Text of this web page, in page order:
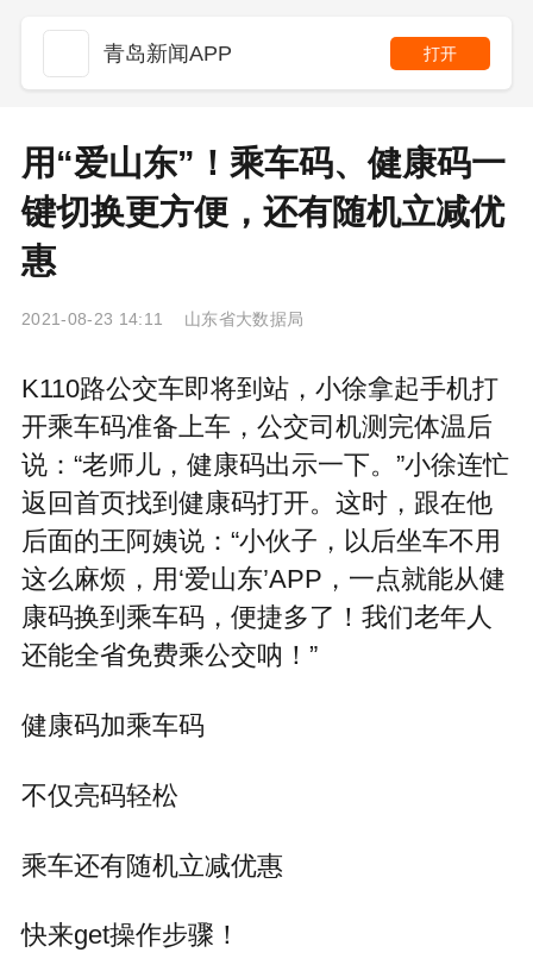
青岛新闻APP 打开
用“爱山东”！乘车码、健康码一
键切换更方便，还有随机立减优
惠
2021-08-23 14:11 山东省大数据局
K110路公交车即将到站，小徐拿起手机打
开乘车码准备上车，公交司机测完体温后
说：“老师儿，健康码出示一下。”小徐连忙
返回首页找到健康码打开。这时，跟在他
后面的王阿姨说：“小伙子，以后坐车不用
这么麻烦，用‘爱山东’APP，一点就能从健
康码换到乘车码，便捷多了！我们老年人
还能全省免费乘公交呐！”
健康码加乘车码
不仅亮码轻松
乘车还有随机立减优惠
快来get操作步骤！